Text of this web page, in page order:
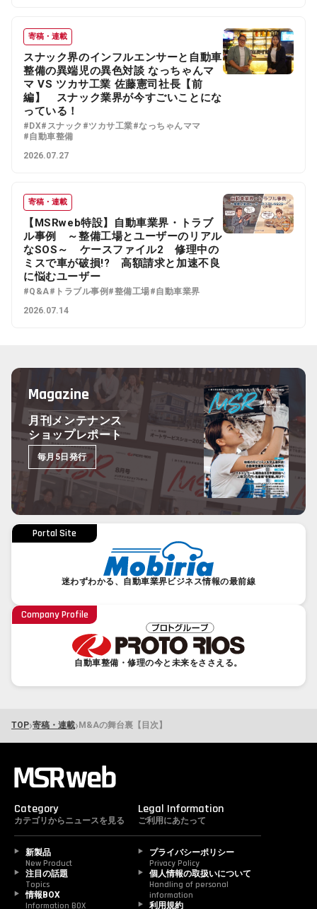
寄稿・連載
スナック界のインフルエンサーと自動車
整備の異端児の異色対談 なっちゃんマ
マ VS ツカサ工業 佐藤憲司社長【前
編】 スナック業界が今すごいことにな
っている！
#DX#スナック #ツカサ工業#なっちゃんママ
#自動車整備
2026.07.27
寄稿・連載
【MSRweb特設】自動車業界・トラブ
ル事例 ～整備工場とユーザーのリアル
なSOS～ ケースファイル2 修理中の
ミスで車が破損!? 高額請求と加速不良
に悩むユーザー
#Q&A#トラブル事例 #整備工場#自動車業界
2026.07.14
Magazine
月刊メンテナンス
ショップレポート
毎月5日発行
Portal Site
迷わずわかる、自動車業界ビジネス情報の最前線
Company Profile
自動車整備・修理の今と未来をささえる。
TOP›寄稿・連載› M&Aの舞台裏【目次】
Category
カテゴリからニュースを見る
新製品
New Product
注目の話題
Topics
情報BOX
Information BOX
Legal Information
ご利用にあたって
プライバシーポリシー
Privacy Policy
個人情報の取扱いについて
Handling of personal
information
利用規約